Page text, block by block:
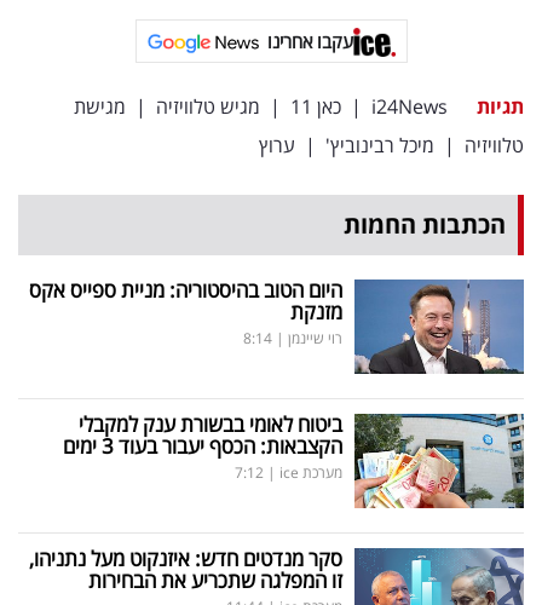
באייס
אחרינו:
עקבו אחרינו
תגיות i24News
| כאן 11 | מגיש טלוויזיה | מגישת
טלוויזיה | מיכל רבינוביץ' | ערוץ
הכתבות החמות
היום הטוב בהיסטוריה: מניית ספייס אקס
מזנקת
רוי שיינמן |
8:14
ביטוח לאומי בבשורת ענק למקבלי
הקצבאות: הכסף יעבור בעוד 3 ימים
מערכת ice |
7:12
סקר מנדטים חדש: איזנקוט מעל נתניהו,
זו המפלגה שתכריע את הבחירות